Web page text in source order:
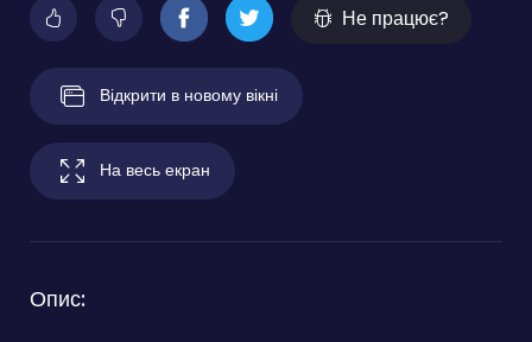
Не працює?
Відкрити в новому вікні
На весь екран
Опис: